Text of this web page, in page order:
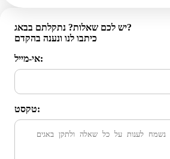
יש לכם שאלות? נתקלתם בבאג?
כיתבו לנו ונענה בהקדם
אי-מייל:
טקסט: